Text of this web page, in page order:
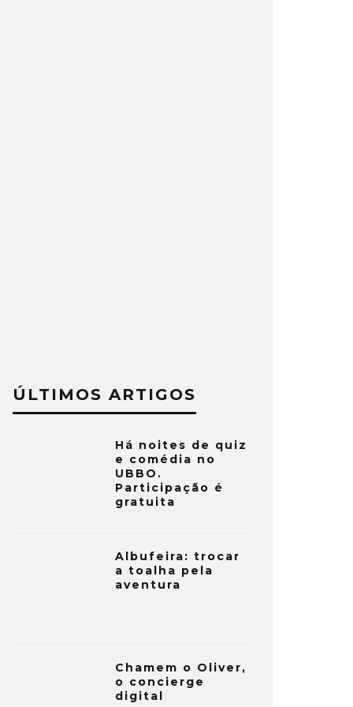
ÚLTIMOS ARTIGOS
Há noites de quiz
e comédia no
UBBO.
Participação é
gratuita
Albufeira: trocar
a toalha pela
aventura
Chamem o Oliver,
o concierge
digital